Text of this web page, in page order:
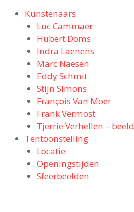
Kunstenaars
Luc Cammaer
Hubert Doms
Indra Laenens
Marc Naesen
Eddy Schmit
Stijn Simons
François Van Moer
Frank Vermost
Tjerrie Verhellen –
Tentoonstelling
Locatie
Openingstijden
Sfeerbeelden